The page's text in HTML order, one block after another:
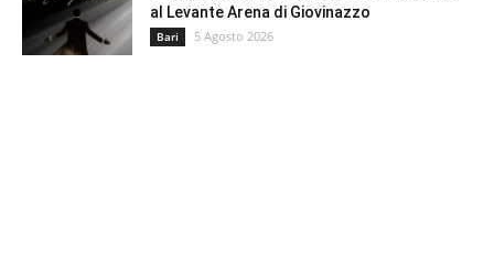
al Levante Arena di Giovinazzo
Bari 5 Agosto 2026